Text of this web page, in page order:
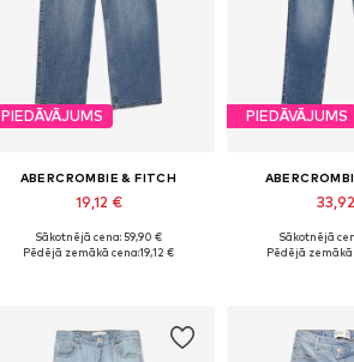
PIEDĀVĀJUMS
ABERCROMBIE & FITCH
19,12 €
Sākotnējā cena: 59,90 €
Pēdējā zemākā cena:19,12 €
PIEDĀVĀJUMS
Sākotnējā
Pēdējā zemākā